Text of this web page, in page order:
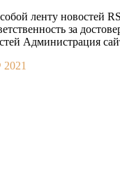
ленту новостей
за
Администрация
2021